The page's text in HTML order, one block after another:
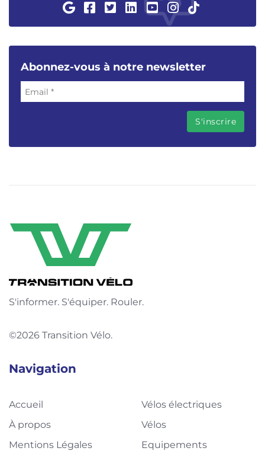
Abonnez-vous à notre newsletter
S'informer. S'équiper. Rouler.
©2026 Transition Vélo.
Navigation
Accueil
À propos
Mentions Légales
Vélos électriques
Vélos
Equipements